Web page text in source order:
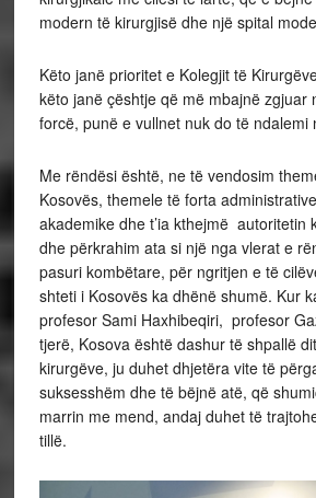
modern të kirurgjisë dhe një spital
Këto janë prioritet e Kolegjit të
këto janë çështje që më mbajnë zgjuar
forcë, punë e vullnet nuk do të ndalemi
Me rëndësi është, ne të vendosim
Kosovës, themele të forta
akademike dhe t’ia kthejmë autoritetin
dhe përkrahim ata si një nga vlerat e
pasuri kombëtare, për ngritjen e të
shteti i Kosovës ka dhënë shumë. Kur
profesor Sami Haxhibeqiri, profesor
tjerë, Kosova është dashur të shpallë
kirurgëve, ju duhet dhjetëra vite të
suksesshëm dhe të bëjnë atë, që
marrin me mend, andaj duhet të
tillë.